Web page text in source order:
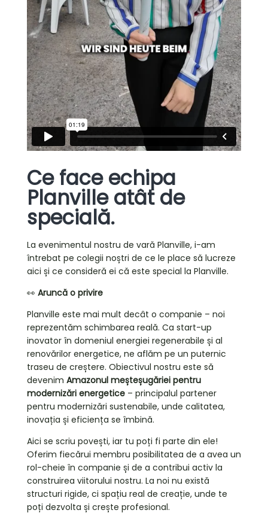
Ce face echipa
Planville atât de
specială.
La evenimentul nostru de vară Planville, i-am
întrebat pe colegii noștri de ce le place să lucreze
aici și ce consideră ei că este special la Planville.
👀 Aruncă o privire
Planville este mai mult decât o companie – noi
reprezentăm schimbarea reală. Ca start-up
inovator în domeniul energiei regenerabile și al
renovărilor energetice, ne aflăm pe un puternic
traseu de creștere. Obiectivul nostru este să
devenim Amazonul meșteșugăriei pentru
modernizări energetice– principalul partener
pentru modernizări sustenabile, unde calitatea,
inovația și eficiența se îmbină.
Aici se scriu povești, iar tu poți fi parte din ele!
Oferim fiecărui membru posibilitatea de a avea un
rol-cheie în companie și de a contribui activ la
construirea viitorului nostru. La noi nu există
structuri rigide, ci spațiu real de creație, unde te
poți dezvolta și crește profesional.